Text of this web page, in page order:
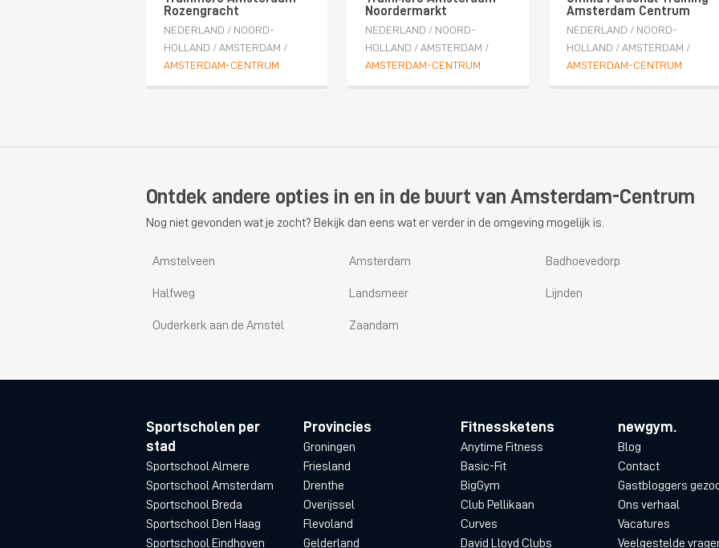
Rozengracht
NEDERLAND / NOORD-
HOLLAND / AMSTERDAM /
AMSTERDAM-CENTRUM
Noordermarkt
NEDERLAND / NOORD-
HOLLAND / AMSTERDAM /
AMSTERDAM-CENTRUM
Amsterdam Centrum
NEDERLAND / NOORD-
HOLLAND /AMSTERDAM /
AMSTERDAM-CENTRUM
Ontdek andere opties in en in de buurt van Amsterdam-Centrum
Nog niet gevonden wat je zocht? Bekijk dan eens wat er verder in de omgeving mogelijk is.
Amstelveen Amsterdam Badhoevedorp
Halfweg Landsmeer Lijnden
Ouderkerk aan de Amstel Zaandam
Sportscholen per
stad
Sportschool Almere
Sportschool Amsterdam
Sportschool Breda
Sportschool Den Haag
Sportschool Eindhoven
Provincies
Groningen
Friesland
Drenthe
Overijssel
Flevoland
Gelderland
Fitnessketens
Anytime Fitness
Basic-Fit
BigGym
Club Pellikaan
Curves
David Lloyd Clubs
newgym.
Blog
Contact
Gastbloggers
Ons verhaal
Vacatures
Veelgestelde